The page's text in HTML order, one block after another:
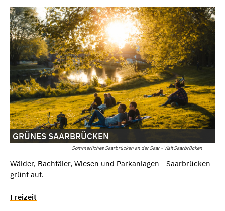
Sommerliches Saarbrücken an der Saar - Visit Saarbrücken
GRÜNES SAARBRÜCKEN
Wälder, Bachtäler, Wiesen und Parkanlagen - Saarbrücken
grünt auf.
Freizeit